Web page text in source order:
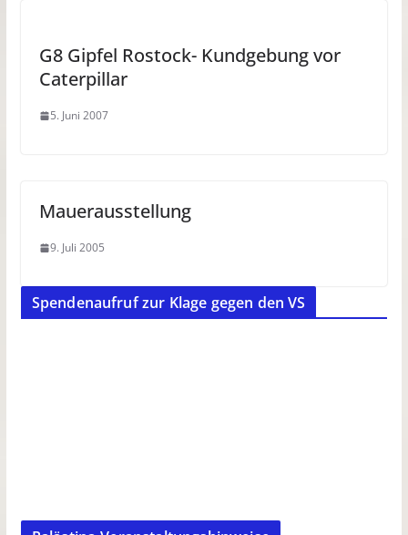
G8 Gipfel Rostock- Kundgebung vor
Caterpillar
5. Juni 2007
Mauerausstellung
9. Juli 2005
Spendenaufruf zur Klage gegen den VS